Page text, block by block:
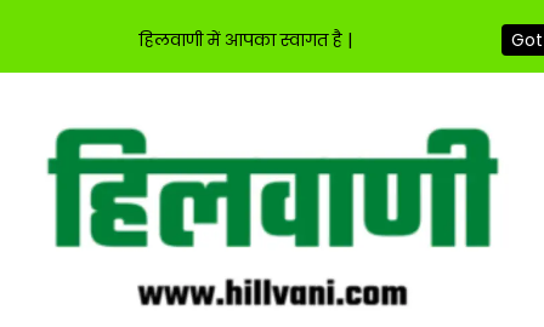
content
हिलवाणी में आपका स्वागत है |